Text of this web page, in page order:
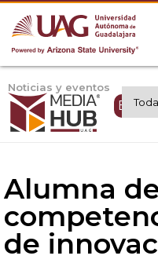
Noticias y eventos
Alumna
de